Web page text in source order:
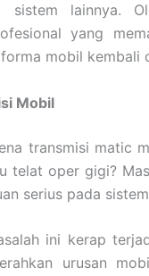
sistem lainnya.
yang
mobil kembali
Mobil
transmisi matic
telat oper gigi?
serius pada
ini kerap
urusan